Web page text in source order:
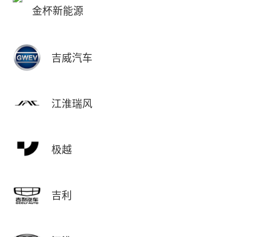
金杯新能源
吉威汽车
江淮瑞风
极越
吉利